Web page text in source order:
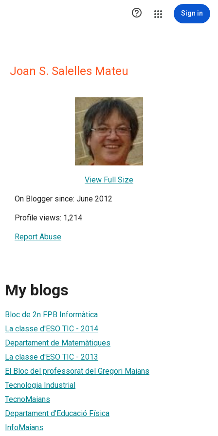
 Sign in
Joan S. Salelles Mateu
View Full Size
On Blogger since: June 2012
Profile views: 1,214
Report Abuse
My blogs
Bloc de 2n FPB Informàtica
La classe d'ESO TIC - 2014
Departament de Matemàtiques
La classe d'ESO TIC - 2013
El Bloc del professorat del Gregori Maians
Tecnologia Industrial
TecnoMaians
Departament d'Educació Física
InfoMaians